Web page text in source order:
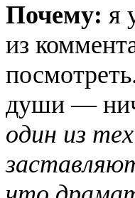
Почему: я
из
души —
один из